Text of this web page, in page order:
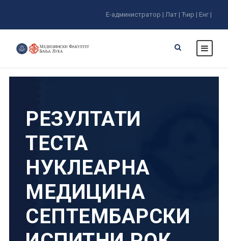
Е-администратор | Лат | Ћир | Енг |
РЕЗУЛТАТИ
ТЕСТА
НУКЛЕАРНА
МЕДИЦИНА
СЕПТЕМБАРСКИ